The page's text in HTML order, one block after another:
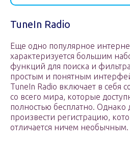
TuneIn Radio
Еще одно популярное
характеризуется большим
функций для поиска и
простым и понятным
TuneIn Radio включает в себя
со всего мира, которые
полностью бесплатно. Однако
произвести регистрацию,
отличается ничем необычным.